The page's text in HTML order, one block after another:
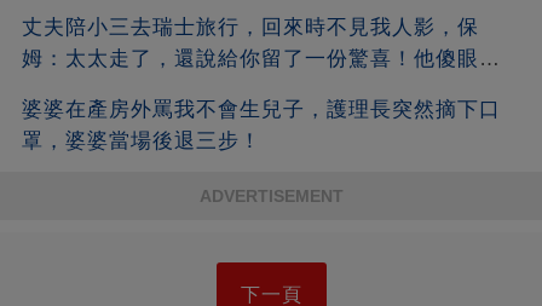
丈夫陪小三去瑞士旅行，回來時不見我人影，保
姆：太太走了，還說給你留了一份驚喜！他傻眼
婆婆在產房外罵我不會生兒子，護理長突然摘下口
罩，婆婆當場後退三步！
ADVERTISEMENT
下一頁